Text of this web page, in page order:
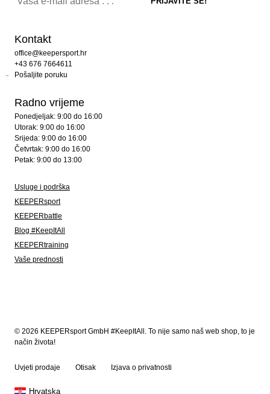
Kontakt
office@keepersport.hr
+43 676 7664611
Pošaljite poruku
Radno vrijeme
Ponedjeljak: 9:00 do 16:00
Utorak: 9:00 do 16:00
Srijeda: 9:00 do 16:00
Četvrtak: 9:00 do 16:00
Petak: 9:00 do 13:00
Usluge i podrška
KEEPERsport
KEEPERbattle
Blog #KeepItAll
KEEPERtraining
Vaše prednosti
© 2026 KEEPERsport GmbH #KeepItAll. To nije samo naš web shop, to je
način života!
Uvjeti prodaje Otisak Izjava o privatnosti
Hrvatska